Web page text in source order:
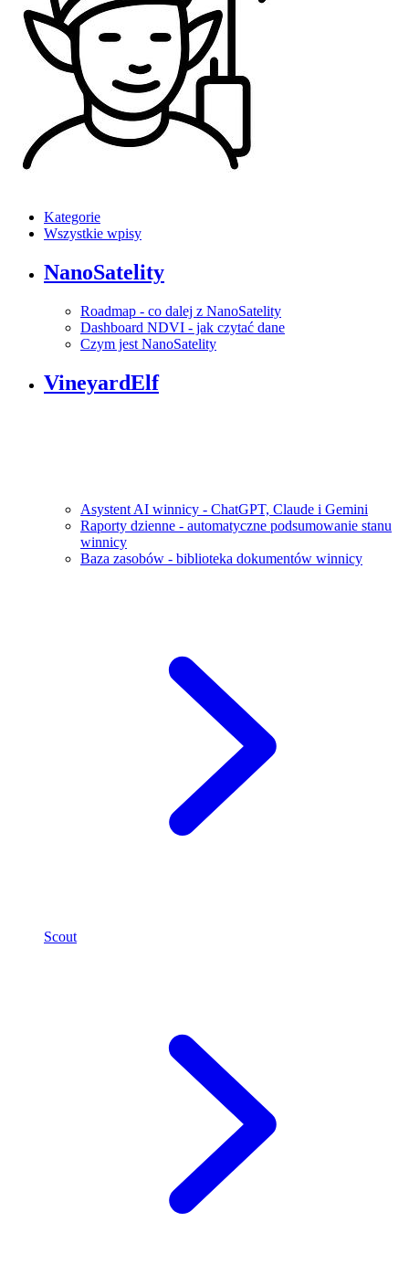
Kategorie
Wszystkie wpisy
NanoSatelity
Roadmap - co dalej z NanoSatelity
Dashboard NDVI - jak czytać dane
Czym jest NanoSatelity
VineyardElf
Asystent AI winnicy - ChatGPT, Claude i Gemini
Raporty dzienne - automatyczne podsumowanie stanu
winnicy
Baza zasobów - biblioteka dokumentów winnicy
Scout